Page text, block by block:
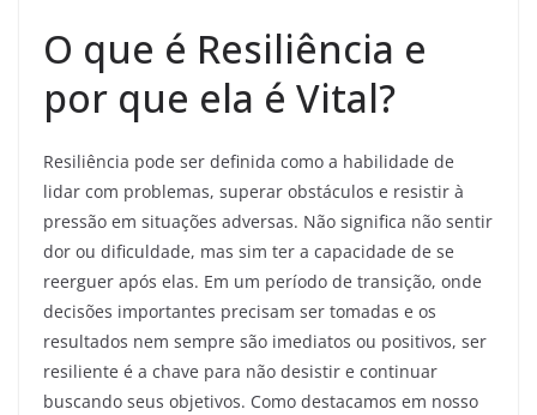
O que é Resiliência e
por que ela é Vital?
Resiliência pode ser definida como a habilidade de
lidar com problemas, superar obstáculos e resistir à
pressão em situações adversas. Não significa não sentir
dor ou dificuldade, mas sim ter a capacidade de se
reerguer após elas. Em um período de transição, onde
decisões importantes precisam ser tomadas e os
resultados nem sempre são imediatos ou positivos, ser
resiliente é a chave para não desistir e continuar
buscando seus objetivos. Como destacamos em nosso